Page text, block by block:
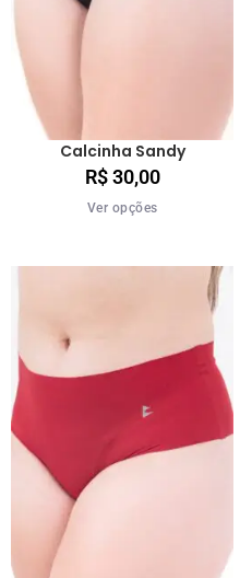
Calcinha Sandy
R$30,00
Ver opções